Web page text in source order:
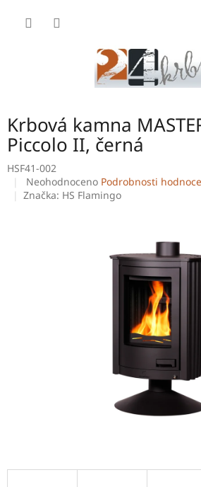
Krbová kamna
Piccolo II, černá
HSF41-002
Průměrné
hodnocení
Neohodnoceno Podrobnosti
Značka: HS Flamingo